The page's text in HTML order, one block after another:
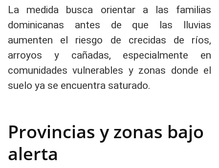
La medida busca orientar a las familias
dominicanas antes de que las lluvias
aumenten el riesgo de crecidas de ríos,
arroyos y cañadas, especialmente en
comunidades vulnerables y zonas donde el
suelo ya se encuentra saturado.
Provincias y zonas bajo
alerta